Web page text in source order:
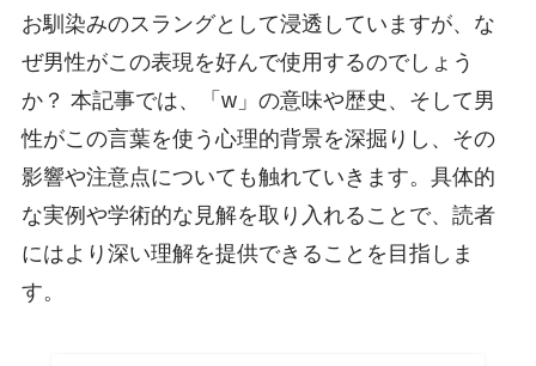
お馴染みのスラングとして浸透していますが、な
ぜ男性がこの表現を好んで使用するのでしょう
か？ 本記事では、「w」の意味や歴史、そして男
性がこの言葉を使う心理的背景を深掘りし、その
影響や注意点についても触れていきます。具体的
な実例や学術的な見解を取り入れることで、読者
にはより深い理解を提供できることを目指しま
す。